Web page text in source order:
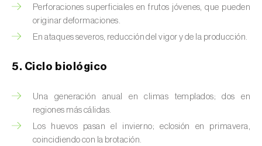
destructor)
Ceutorrinco de la col (Ceutorhynchus
Ceutorrinco de los nabos (
Chinche de la morera (
pentagona)
Perforaciones superficiales en frutos jóvenes, que pueden
originar deformaciones.
En ataques severos, reducción del vigor y de la producción.
5. Ciclo biológico
Una generación anual en climas templados; dos en
regiones más cálidas.
Los huevos pasan el invierno; eclosión en primavera,
coincidiendo con la brotación.